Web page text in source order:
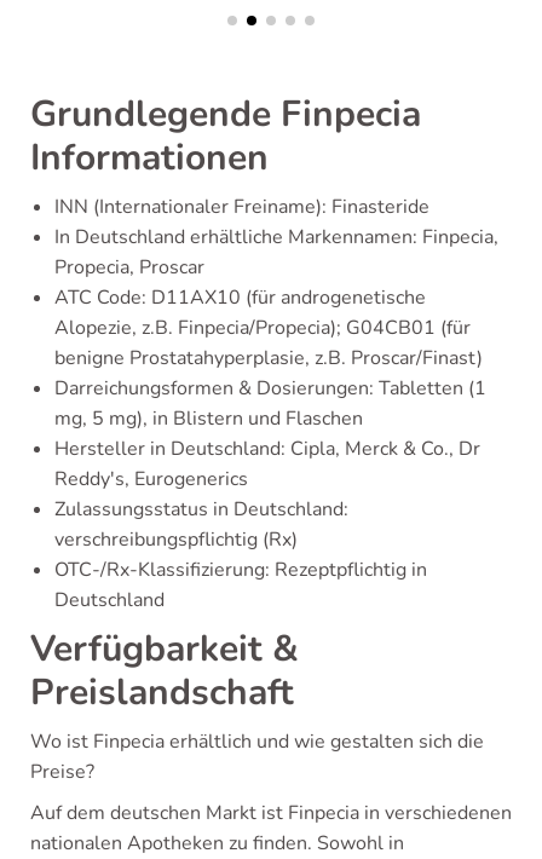
Grundlegende Finpecia
Informationen
INN (Internationaler Freiname): Finasteride
In Deutschland erhältliche Markennamen: Finpecia,
Propecia, Proscar
ATC Code: D11AX10 (für androgenetische
Alopezie, z.B. Finpecia/Propecia); G04CB01 (für
benigne Prostatahyperplasie, z.B. Proscar/Finast)
Darreichungsformen & Dosierungen: Tabletten (1
mg, 5 mg), in Blistern und Flaschen
Hersteller in Deutschland: Cipla, Merck & Co., Dr
Reddy's, Eurogenerics
Zulassungsstatus in Deutschland:
verschreibungspflichtig (Rx)
OTC-/Rx-Klassifizierung: Rezeptpflichtig in
Deutschland
Verfügbarkeit &
Preislandschaft
Wo ist Finpecia erhältlich und wie gestalten sich die
Preise?
Auf dem deutschen Markt ist Finpecia in verschiedenen
nationalen Apotheken zu finden. Sowohl in